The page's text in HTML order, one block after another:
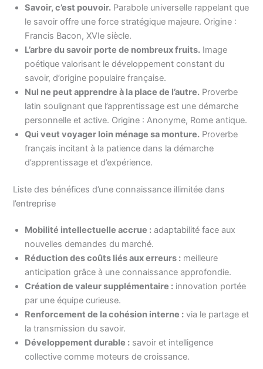
Savoir, c’est pouvoir. Parabole universelle rappelant que
le savoir offre une force stratégique majeure. Origine :
Francis Bacon, XVIe siècle.
L’arbre du savoir porte de nombreux fruits. Image
poétique valorisant le développement constant du
savoir, d’origine populaire française.
Nul ne peut apprendre à la place de l’autre. Proverbe
latin soulignant que l’apprentissage est une démarche
personnelle et active. Origine : Anonyme, Rome antique.
Qui veut voyager loin ménage sa monture. Proverbe
français incitant à la patience dans la démarche
d’apprentissage et d’expérience.
Liste des bénéfices d’une connaissance illimitée dans
l’entreprise
Mobilité intellectuelle accrue : adaptabilité face aux
nouvelles demandes du marché.
Réduction des coûts liés aux erreurs : meilleure
anticipation grâce à une connaissance approfondie.
Création de valeur supplémentaire : innovation portée
par une équipe curieuse.
Renforcement de la cohésion interne : via le partage et
la transmission du savoir.
Développement durable : savoir et intelligence
collective comme moteurs de croissance.